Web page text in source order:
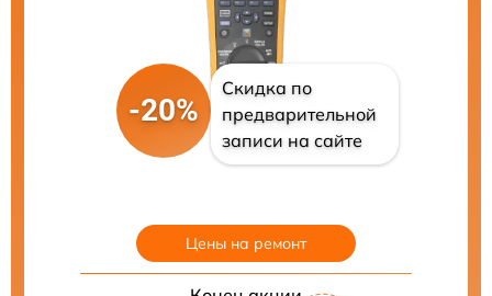
-20%
Скидка по
предварительной
записи на сайте
Цены на ремонт